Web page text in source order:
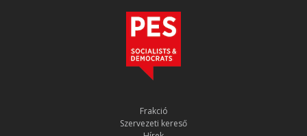
Frakció
Szervezeti kereső